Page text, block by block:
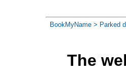
BookMyName > Parked
The